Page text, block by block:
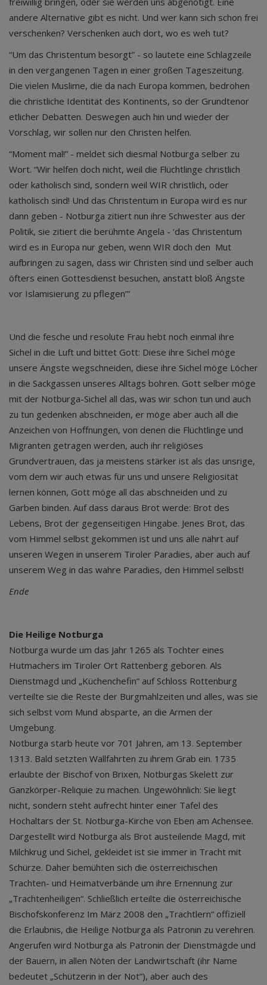
andere Alternative gibt es nicht. Und wer kann sich schon frei
verschenken? Verschenken auch dort, wo es weh tut?
“Um das Christentum besorgt” - so lautete eine Schlagzeile
in den vergangenen Tagen in einer großen Tageszeitung.
Die vielen Muslime, die da nach Europa kommen, bedrohen
die christliche Identität des Kontinents, so der Grundtenor
etlicher Debatten. Deswegen auch hin und wieder der
Vorschlag, wir sollen nur den Christen helfen.
“Moment mal!” - meldet sich diesmal Notburga selber zu
Wort. “Wir helfen doch nicht, weil die Flüchtlinge christlich
oder katholisch sind, sondern weil WIR christlich, oder
katholisch sind! Und das Christentum in Europa wird es nur
dann geben - Notburga zitiert nun ihre Schwester aus der
Politik, sie zitiert die berühmte Angela - ‘das Christentum
wird es in Europa nur geben, wenn WIR doch den Mut
aufbringen zu sagen, dass wir Christen sind und selber auch
öfters einen Gottesdienst besuchen, anstatt bloß Ängste
vor Islamisierung zu pflegen’”
Und die fesche und resolute Frau hebt noch einmal ihre
Sichel in die Luft und bittet Gott: Diese ihre Sichel möge
unsere Ängste wegschneiden, diese ihre Sichel möge Löcher
in die Sackgassen unseres Alltags bohren. Gott selber möge
mit der Notburga-Sichel all das, was wir schon tun und auch
zu tun gedenken abschneiden, er möge aber auch all die
Anzeichen von Hoffnungen, von denen die Flüchtlinge und
Migranten getragen werden, auch ihr religiöses
Grundvertrauen, das ja meistens stärker ist als das unsrige,
vom dem wir auch etwas für uns und unsere Religiosität
lernen können, Gott möge all das abschneiden und zu
Garben binden. Auf dass daraus Brot werde: Brot des
Lebens, Brot der gegenseitigen Hingabe. Jenes Brot, das
vom Himmel selbst gekommen ist und uns alle nährt auf
unseren Wegen in unserem Tiroler Paradies, aber auch auf
unserem Weg in das wahre Paradies, den Himmel selbst!
Ende
Die Heilige Notburga
Notburga wurde um das Jahr 1265 als Tochter eines
Hutmachers im Tiroler Ort Rattenberg geboren. Als
Dienstmagd und „Küchenchefin“ auf Schloss Rottenburg
verteilte sie die Reste der Burgmahlzeiten und alles, was sie
sich selbst vom Mund absparte, an die Armen der
Umgebung.
Notburga starb heute vor 701 Jahren, am 13. September
1313. Bald setzten Wallfahrten zu ihrem Grab ein. 1735
erlaubte der Bischof von Brixen, Notburgas Skelett zur
Ganzkörper-Reliquie zu machen. Ungewöhnlich: Sie liegt
nicht, sondern steht aufrecht hinter einer Tafel des
Hochaltars der St. Notburga-Kirche von Eben am Achensee.
Dargestellt wird Notburga als Brot austeilende Magd, mit
Milchkrug und Sichel, gekleidet ist sie immer in Tracht mit
Schürze. Daher bemühten sich die österreichischen
Trachten- und Heimatverbände um ihre Ernennung zur
„Trachtenheiligen“. Schließlich erteilte die österreichische
Bischofskonferenz Im März 2008 den „Trachtlern“ offiziell
die Erlaubnis, die Heilige Notburga als Patronin zu verehren.
Angerufen wird Notburga als Patronin der Dienstmägde und
der Bauern, in allen Nöten der Landwirtschaft (ihr Name
bedeutet „Schützerin in der Not“), aber auch des